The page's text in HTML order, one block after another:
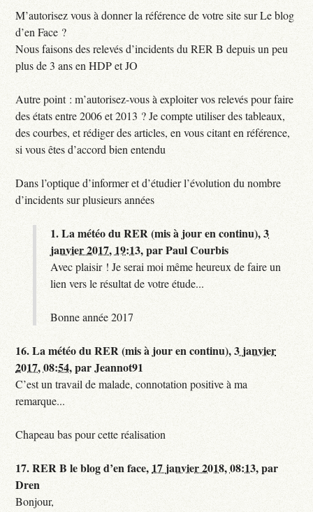
M’autorisez vous à donner la référence de votre site sur Le blog
d’en Face ?
Nous faisons des relevés d’incidents du RER B depuis un peu
plus de 3 ans en HDP et JO
Autre point : m’autorisez-vous à exploiter vos relevés pour faire
des états entre 2006 et 2013 ? Je compte utiliser des tableaux,
des courbes, et rédiger des articles, en vous citant en référence,
si vous êtes d’accord bien entendu
Dans l’optique d’informer et d’étudier l’évolution du nombre
d’incidents sur plusieurs années
1.La météo du RER (mis à jour en continu),3
janvier 2017, 19:13,parPaul Courbis
Avec plaisir ! Je serai moi même heureux de faire un
lien vers le résultat de votre étude...
Bonne année 2017
16.La météo du RER (mis à jour en continu),3 janvier
2017, 08:54,parJeannot91
C’est un travail de malade, connotation positive à ma
remarque...
Chapeau bas pour cette réalisation
17.RER B le blog d’en face, 17 janvier 2018, 08:13,par
Dren
Bonjour,